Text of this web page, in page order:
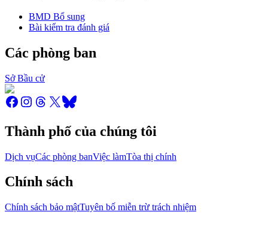
BMD Bổ sung
Bài kiểm tra đánh giá
Các phòng ban
Sở Bầu cử
Thành phố của chúng tôi
Dịch vụCác phòng banViệc làmTòa thị chính
Chính sách
Chính sách bảo mậtTuyên bố miễn trừ trách nhiệm